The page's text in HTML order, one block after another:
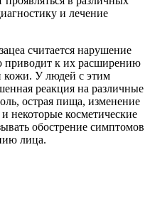
и лечение
считается нарушение
приводит к их расширению
кожи. У людей с этим
реакция на различные
острая пища, изменение
некоторые косметические
обострение симптомов
лица.